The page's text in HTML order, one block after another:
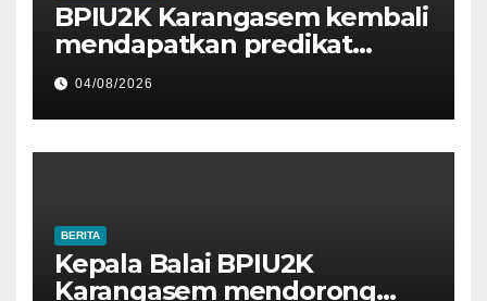
BPIU2K Karangasem kembali
mendapatkan predikat
sangat baik, Satker dengan
nilai IKPA 100 pada Semester
I Tahun 2026 oleh KPPN
Amlapura
04/08/2026
BERITA
Kepala Balai BPIU2K
Karangasem mendorong